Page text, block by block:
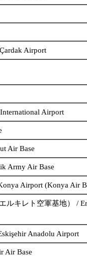
Airport
Airport
Air Base
Army Air Base
Airport (Konya Air
エルキレト空軍基地） /
Anadolu Airport
Air Base